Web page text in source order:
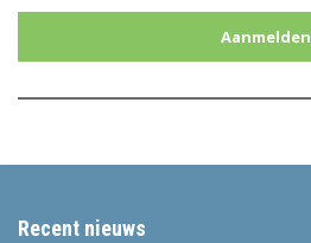
Aanmelden
Recent nieuws